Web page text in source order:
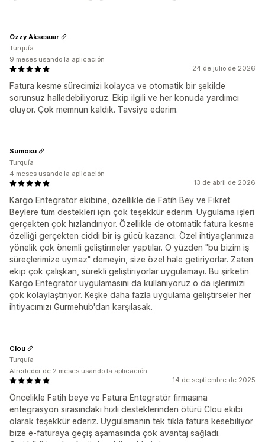
24 de julio de 2026
Fatura kesme sürecimizi kolayca ve otomatik bir şekilde
sorunsuz halledebiliyoruz. Ekip ilgili ve her konuda yardımcı
oluyor. Çok memnun kaldık. Tavsiye ederim.
Ozzy Aksesuar
Turquía
9 meses usando la aplicación
13 de abril de 2026
Kargo Entegratör ekibine, özellikle de Fatih Bey ve Fikret
Beylere tüm destekleri için çok teşekkür ederim. Uygulama işleri
gerçekten çok hızlandırıyor. Özellikle de otomatik fatura kesme
özelliği gerçekten ciddi bir iş gücü kazancı. Özel ihtiyaçlarımıza
yönelik çok önemli geliştirmeler yaptılar. O yüzden "bu bizim iş
süreçlerimize uymaz" demeyin, size özel hale getiriyorlar. Zaten
ekip çok çalışkan, sürekli geliştiriyorlar uygulamayı. Bu şirketin
Kargo Entegratör uygulamasını da kullanıyoruz o da işlerimizi
çok kolaylaştırıyor. Keşke daha fazla uygulama geliştirseler her
ihtiyacımızı Gurmehub'dan karşılasak.
Sumosu
Turquía
4 meses usando la aplicación
14 de septiembre de 2025
Öncelikle Fatih beye ve Fatura Entegratör firmasına
entegrasyon sırasındaki hızlı desteklerinden ötürü Clou ekibi
olarak teşekkür ederiz. Uygulamanın tek tıkla fatura kesebiliyor
bize e-faturaya geçiş aşamasında çok avantaj sağladı.
Clou
Turquía
Alrededor de 2 meses usando la aplicación